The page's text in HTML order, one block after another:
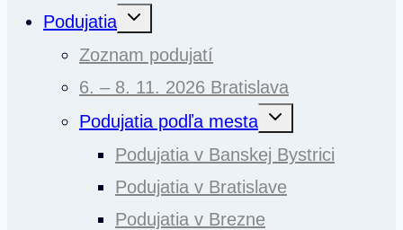
Podujatia
Toggle
Zoznam podujatí
6. – 8. 11. 2026 Bratislava
Podujatia podľa mesta
Toggle
Podujatia v Banskej Bystrici
Podujatia v Bratislave
Podujatia v Brezne